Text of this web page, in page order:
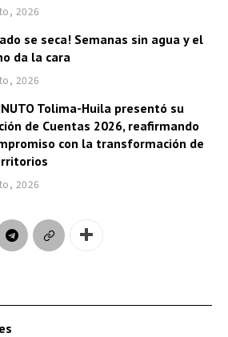
2026
se seca! Semanas sin agua y el
da la cara
2026
Tolima-Huila presentó su
de Cuentas 2026, reafirmando
con la transformación de
2026